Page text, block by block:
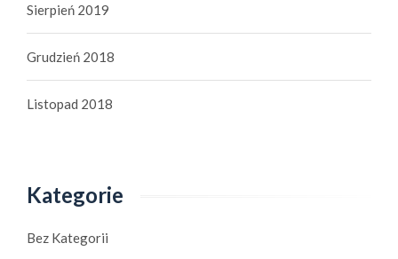
Sierpień 2019
Grudzień 2018
Listopad 2018
Kategorie
Bez Kategorii